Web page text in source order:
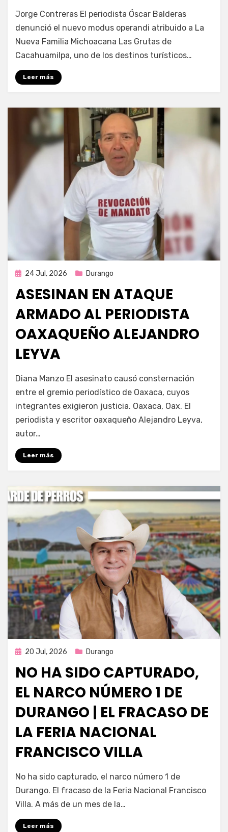
Fernando Miranda Servín
Jorge Contreras El periodista Óscar Balderas
denunció el nuevo modus operandi atribuido a La
Nueva Familia Michoacana Las Grutas de
Cacahuamilpa, uno de los destinos turísticos…
Leer más
Publicada
24 Jul, 2026 Durango
ASESINAN EN ATAQUE
ARMADO AL PERIODISTA
OAXAQUEÑO ALEJANDRO
LEYVA
Fernando Miranda Servín
Diana Manzo El asesinato causó consternación
entre el gremio periodístico de Oaxaca, cuyos
integrantes exigieron justicia. Oaxaca, Oax. El
periodista y escritor oaxaqueño Alejandro Leyva,
autor…
Leer más
Publicada
20 Jul, 2026 Durango
NO HA SIDO CAPTURADO,
EL NARCO NÚMERO 1 DE
DURANGO | EL FRACASO DE
LA FERIA NACIONAL
FRANCISCO VILLA
por Fernando Miranda Servín
No ha sido capturado, el narco número 1 de
Durango. El fracaso de la Feria Nacional Francisco
Villa. A más de un mes de la…
Leer más